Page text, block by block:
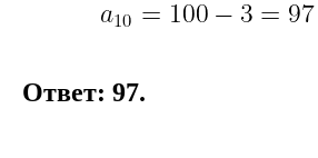
Ответ: 97.